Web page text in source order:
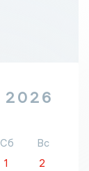
2026
Сб
Вс
1
2